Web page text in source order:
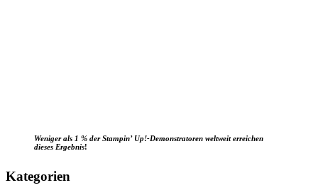
Weniger als 1 % der Stampin’ Up!-Demonstratoren weltweit erreichen
dieses Ergebnis!
Kategorien